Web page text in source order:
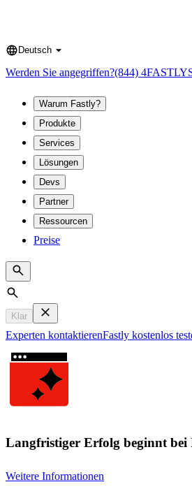
Language
Deutsch
Werden Sie angegriffen?(844) 4FASTLY
Warum Fastly?
Produkte
Services
Lösungen
Devs
Partner
Ressourcen
Preise
Search
Klar
Experten kontaktierenFastly kostenlos
Langfristiger Erfolg beginnt
Weitere Informationen